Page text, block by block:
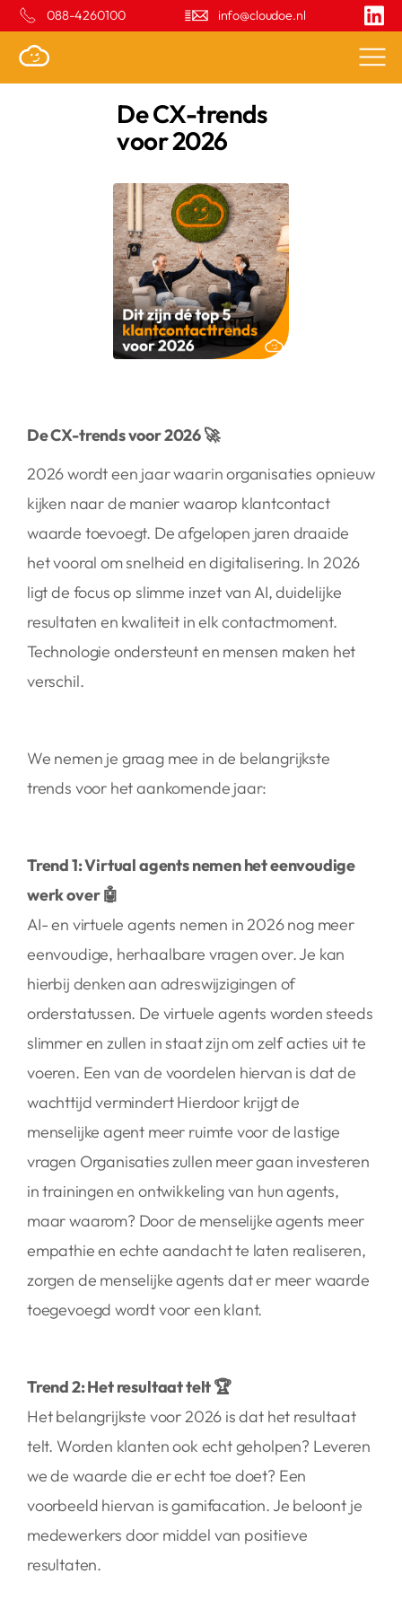
088-4260100 info@cloudoe.nl
De CX-trends
voor 2026
De CX-trends voor 2026 🚀
2026 wordt een jaar waarin organisaties opnieuw
kijken naar de manier waarop klantcontact
waarde toevoegt. De afgelopen jaren draaide
het vooral om snelheid en digitalisering. In 2026
ligt de focus op slimme inzet van AI, duidelijke
resultaten en kwaliteit in elk contactmoment.
Technologie ondersteunt en mensen maken het
verschil.
We nemen je graag mee in de belangrijkste
trends voor het aankomende jaar:
Trend 1: Virtual agents nemen het eenvoudige
werk over 🤖
AI- en virtuele agents nemen in 2026 nog meer
eenvoudige, herhaalbare vragen over. Je kan
hierbij denken aan adreswijzigingen of
orderstatussen. De virtuele agents worden steeds
slimmer en zullen in staat zijn om zelf acties uit te
voeren. Een van de voordelen hiervan is dat de
wachttijd vermindert Hierdoor krijgt de
menselijke agent meer ruimte voor de lastige
vragen Organisaties zullen meer gaan investeren
in trainingen en ontwikkeling van hun agents,
maar waarom? Door de menselijke agents meer
empathie en echte aandacht te laten realiseren,
zorgen de menselijke agents dat er meer waarde
toegevoegd wordt voor een klant.
Trend 2: Het resultaat telt 🏆
Het belangrijkste voor 2026 is dat het resultaat
telt. Worden klanten ook echt geholpen? Leveren
we de waarde die er echt toe doet? Een
voorbeeld hiervan is gamifacation. Je beloont je
medewerkers door middel van positieve
resultaten.